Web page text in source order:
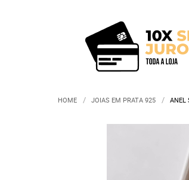
HOME JOIAS EM PRATA 925 ANEL